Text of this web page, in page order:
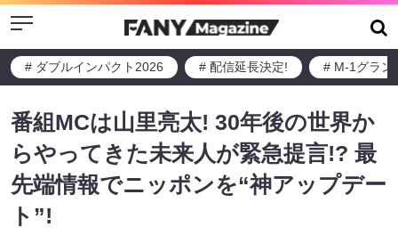
Menu
# ダブルインパクト2026 # 配信延長決定! # M-1グラン
番組MCは山里亮太! 30年後の世界か
らやってきた未来人が緊急提言!? 最
先端情報でニッポンを“神アップデー
ト”!